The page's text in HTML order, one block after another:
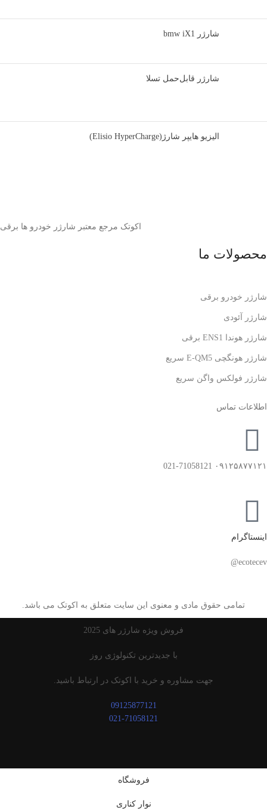
شارژر bmw iX1
شارژر قابل‌حمل تسلا
الیزیو هایپر شارژ(Elisio HyperCharge)
اکوتک مرجع معتبر شارژر خودرو ها برقی
محصولات ما
شارژر خودرو برقی
شارژر آئودی
شارژر هوندا ENS1 برقی
شارژر هونگچی E-QM5 سریع
شارژر فولکس واگن سریع
اطلاعات تماس
۰۹۱۲۵۸۷۷۱۲۱ 021-71058121
اینستاگرام
ecotecev@
تمامی حقوق مادی و معنوی این سایت متعلق به اکوتک می باشد.
فروش ویژه شارژر های 2025
با جدیدترین تکنولوژی روز
جهت مشاوره و خرید با اکوتک در ارتباط باشید.
09125877121
021-71058121
فروشگاه
نوار کناری